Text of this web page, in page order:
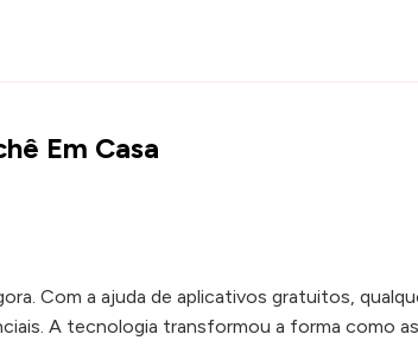
Em Casa
Com a ajuda de aplicativos gratuitos,
A tecnologia transformou a forma como